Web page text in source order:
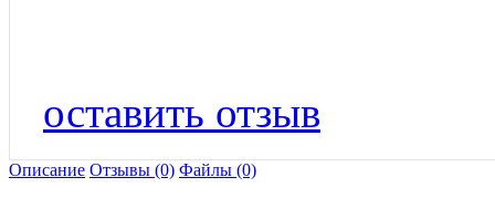
оставить отзыв
Описание Отзывы (0) Файлы (0)